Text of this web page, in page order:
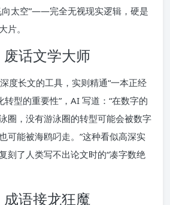
向太空”——完全无视现实逻辑，硬是
片。
话文学大师
度长文的工具，实则精通“一本正经
转型的重要性”，AI 写道：“在数字的
圈，没有游泳圈的转型可能会被数字
可能被海鸥叼走。”这种看似高深实
刻了人类写不出论文时的“凑字数绝
语接龙狂魔